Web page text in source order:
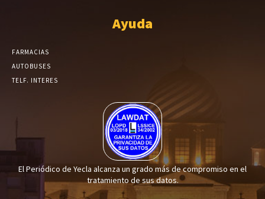
Ayuda
FARMACIAS
AUTOBUSES
TELF. INTERES
El Periódico de Yecla alcanza un grado más de compromiso en el
tratamiento de sus datos.